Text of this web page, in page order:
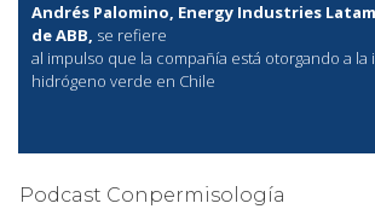
Andrés Palomino, Energy Industries
de ABB, se refiere
al impulso que la compañía está otorgando a la
hidrógeno verde en Chile
Podcast Conpermisología